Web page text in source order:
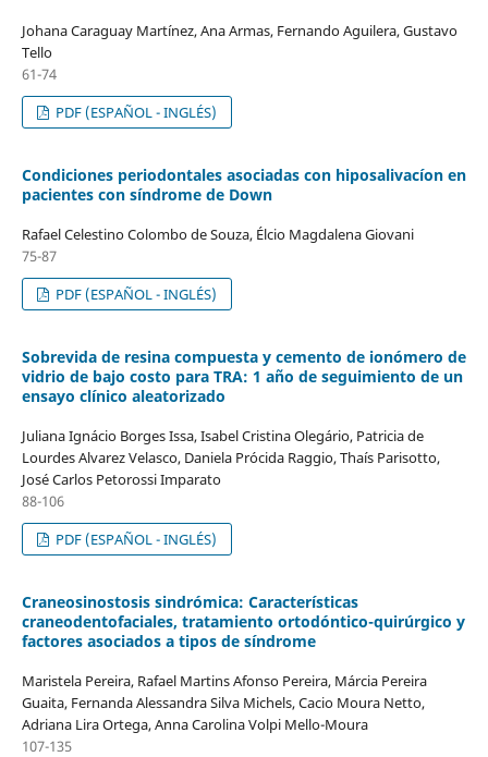
Johana Caraguay Martínez, Ana Armas, Fernando Aguilera, Gustavo
Tello
61-74
PDF (ESPAÑOL - INGLÉS)
Condiciones periodontales asociadas con hiposalivacíon en
pacientes con síndrome de Down
Rafael Celestino Colombo de Souza, Élcio Magdalena Giovani
75-87
PDF (ESPAÑOL - INGLÉS)
Sobrevida de resina compuesta y cemento de ionómero de
vidrio de bajo costo para TRA: 1 año de seguimiento de un
ensayo clínico aleatorizado
Juliana Ignácio Borges Issa, Isabel Cristina Olegário, Patricia de
Lourdes Alvarez Velasco, Daniela Prócida Raggio, Thaís Parisotto,
José Carlos Petorossi Imparato
88-106
PDF (ESPAÑOL - INGLÉS)
Craneosinostosis sindrómica: Características
craneodentofaciales, tratamiento ortodóntico-quirúrgico y
factores asociados a tipos de síndrome
Maristela Pereira, Rafael Martins Afonso Pereira, Márcia Pereira
Guaita, Fernanda Alessandra Silva Michels, Cacio Moura Netto,
Adriana Lira Ortega, Anna Carolina Volpi Mello-Moura
107-135